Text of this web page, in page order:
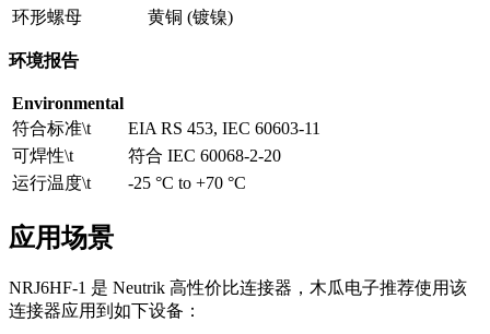
环形螺母
黄铜 (镀镍)
环境报告
Environmental
符合标准\t
EIA RS 453, IEC 60603-11
可焊性\t
符合 IEC 60068-2-20
运行温度\t
-25 °C to +70 °C
应用场景
NRJ6HF-1 是 Neutrik 高性价比连接器，木瓜电子推荐使用该
连接器应用到如下设备：